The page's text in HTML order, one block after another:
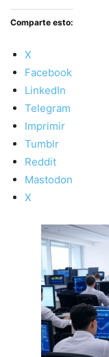
Comparte esto:
X
Facebook
LinkedIn
Telegram
Imprimir
Tumblr
Reddit
Mastodon
X